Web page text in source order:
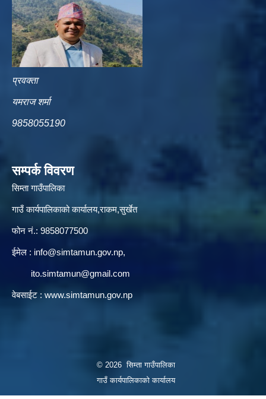
प्रवक्ता
यमराज शर्मा
9858055190
सम्पर्क विवरण
सिम्ता गाउँपालिका
गाउँ कार्यपालिकाको कार्यालय,राकम,सुर्खेत
फोन नं.: 9858077500
ईमेल‌ : info@simtamun.gov.np,
ito.simtamun@gmail.com
वेबसाईट : www.simtamun.gov.np
© 2026 सिम्ता गाउँपालिका
गाउँ कार्यपालिकाको कार्यालय